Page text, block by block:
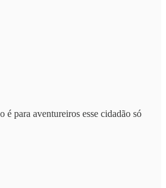
para aventureiros esse cidadão só